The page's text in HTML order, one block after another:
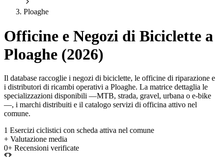
Ploaghe
Officine e Negozi di Biciclette a
Ploaghe (2026)
Il database raccoglie i negozi di biciclette, le officine di riparazione e
i distributori di ricambi operativi a Ploaghe. La matrice dettaglia le
specializzazioni disponibili —MTB, strada, gravel, urbana o e-bike
—, i marchi distribuiti e il catalogo servizi di officina attivo nel
comune.
1 Esercizi ciclistici con scheda attiva nel comune
+ Valutazione media
0+ Recensioni verificate